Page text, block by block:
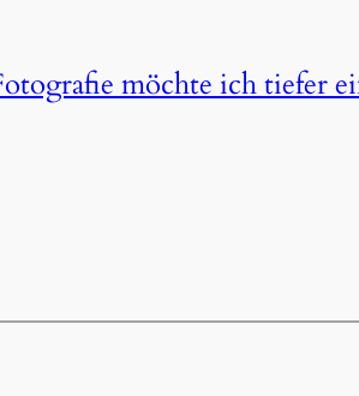
möchte ich tiefer